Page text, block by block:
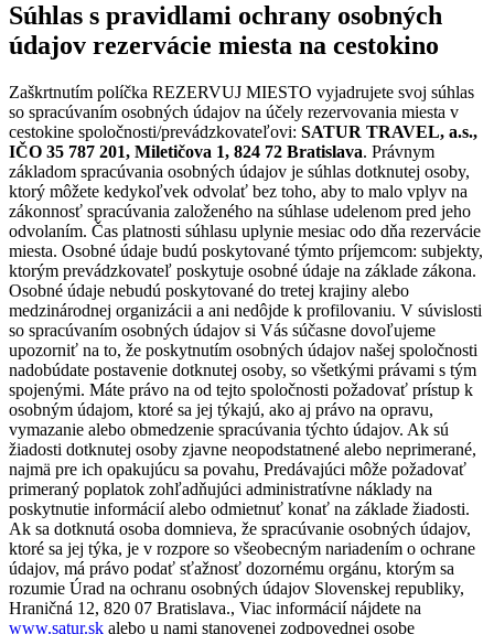
Súhlas s pravidlami ochrany osobných
údajov rezervácie miesta na cestokino
Zaškrtnutím políčka REZERVUJ MIESTO vyjadrujete svoj súhlas
so spracúvaním osobných údajov na účely rezervovania miesta v
cestokine spoločnosti/prevádzkovateľovi: SATUR TRAVEL, a.s.,
IČO 35 787 201, Miletičova 1, 824 72 Bratislava. Právnym
základom spracúvania osobných údajov je súhlas dotknutej osoby,
ktorý môžete kedykoľvek odvolať bez toho, aby to malo vplyv na
zákonnosť spracúvania založeného na súhlase udelenom pred jeho
odvolaním. Čas platnosti súhlasu uplynie mesiac odo dňa rezervácie
miesta. Osobné údaje budú poskytované týmto príjemcom: subjekty,
ktorým prevádzkovateľ poskytuje osobné údaje na základe zákona.
Osobné údaje nebudú poskytované do tretej krajiny alebo
medzinárodnej organizácii a ani nedôjde k profilovaniu. V súvislosti
so spracúvaním osobných údajov si Vás súčasne dovoľujeme
upozorniť na to, že poskytnutím osobných údajov našej spoločnosti
nadobúdate postavenie dotknutej osoby, so všetkými právami s tým
spojenými. Máte právo na od tejto spoločnosti požadovať prístup k
osobným údajom, ktoré sa jej týkajú, ako aj právo na opravu,
vymazanie alebo obmedzenie spracúvania týchto údajov. Ak sú
žiadosti dotknutej osoby zjavne neopodstatnené alebo neprimerané,
najmä pre ich opakujúcu sa povahu, Predávajúci môže požadovať
primeraný poplatok zohľadňujúci administratívne náklady na
poskytnutie informácií alebo odmietnuť konať na základe žiadosti.
Ak sa dotknutá osoba domnieva, že spracúvanie osobných údajov,
ktoré sa jej týka, je v rozpore so všeobecným nariadením o ochrane
údajov, má právo podať sťažnosť dozornému orgánu, ktorým sa
rozumie Úrad na ochranu osobných údajov Slovenskej republiky,
Hraničná 12, 820 07 Bratislava., Viac informácií nájdete na
www.satur.sk alebo u nami stanovenej zodpovednej osobe